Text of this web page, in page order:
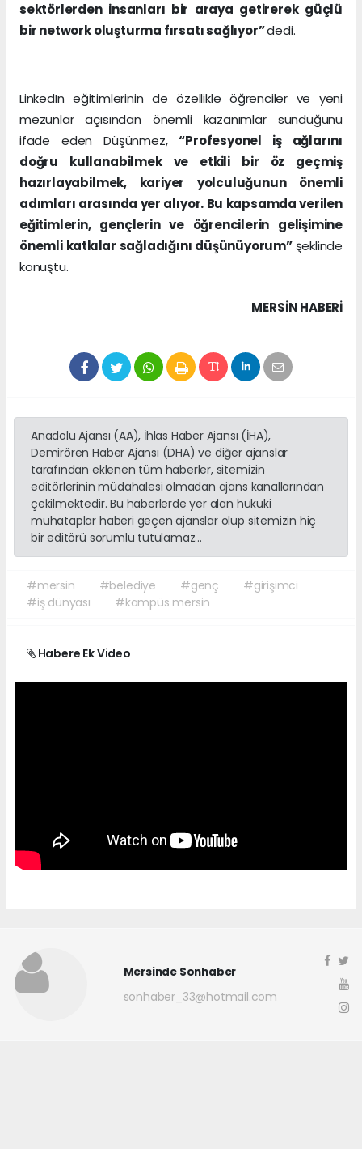
sektörlerden insanları bir araya getirerek güçlü
bir network oluşturma fırsatı sağlıyor”dedi.
LinkedIn eğitimlerinin de özellikle öğrenciler ve yeni
mezunlar açısından önemli kazanımlar sunduğunu
ifade eden Düşünmez,“Profesyonel iş ağlarını
doğru kullanabilmek ve etkili bir öz geçmiş
hazırlayabilmek, kariyer yolculuğunun önemli
adımları arasında yer alıyor. Bu kapsamda verilen
eğitimlerin, gençlerin ve öğrencilerin gelişimine
önemli katkılar sağladığını düşünüyorum” şeklinde
konuştu.
MERSIN HABERİ
Anadolu Ajansı (AA), İhlas Haber Ajansı (İHA),
Demirören Haber Ajansı (DHA) ve diğer ajanslar
tarafından eklenen tüm haberler, sitemizin
editörlerinin müdahalesi olmadan ajans kanallarından
çekilmektedir. Bu haberlerde yer alan hukuki
muhataplar haberi geçen ajanslar olup sitemizin hiç
bir editörü sorumlu tutulamaz...
#mersin #belediye #genç
#girişimci
#iş dünyası
#kampüs mersin
Habere Ek Video
Mersinde Sonhaber
sonhaber_33@hotmail.com